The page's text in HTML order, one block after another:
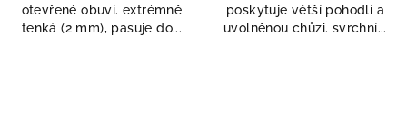
hvězdiček.
otevřené obuvi. extrémně
tenká (2 mm), pasuje do...
hvězdiček.
poskytuje větší pohodlí a
uvolněnou chůzi. svrchní...